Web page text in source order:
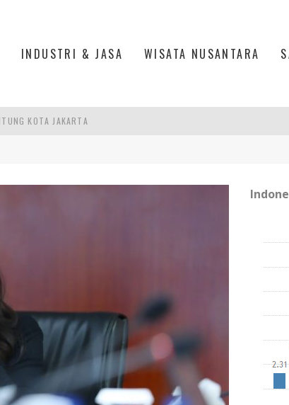
INDUSTRI & JASA WISATA NUSANTARA
JAKARTA
KOTA JAKARTA